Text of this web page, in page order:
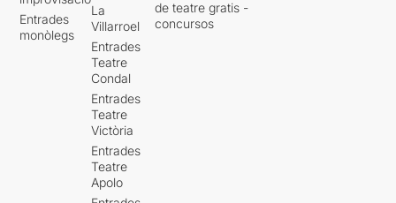
Entrades
monòlegs
La
Villarroel
Entrades
Teatre
Condal
Entrades
Teatre
Victòria
Entrades
Teatre
Apolo
de teatre gratis -
concursos